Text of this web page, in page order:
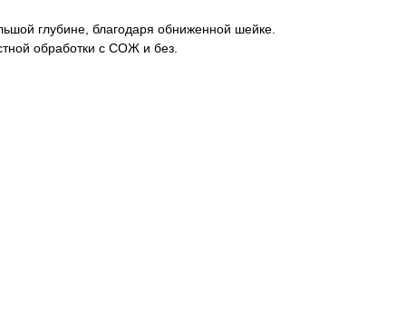
глубине, благодаря обниженной шейке.
обработки с СОЖ и без.